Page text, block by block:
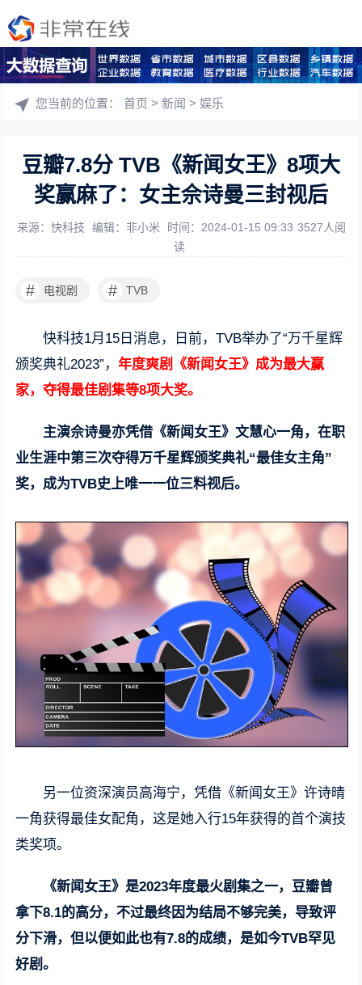
您当前的位置：首页 >新闻 >娱乐
豆瓣7.8分 TVB《新闻女王》8项大
奖赢麻了：女主佘诗曼三封视后
来源：快科技 编辑：非小米 时间：2024-01-15 09:33 3527人阅
读
# 电视剧 # TVB
快科技1月15日消息，日前，TVB举办了“万千星辉
颁奖典礼2023”，年度爽剧《新闻女王》成为最大赢
家，夺得最佳剧集等8项大奖。
主演佘诗曼亦凭借《新闻女王》文慧心一角，在职
业生涯中第三次夺得万千星辉颁奖典礼“最佳女主角”
奖，成为TVB史上唯一一位三料视后。
另一位资深演员高海宁，凭借《新闻女王》许诗晴
一角获得最佳女配角，这是她入行15年获得的首个演技
类奖项。
《新闻女王》是2023年度最火剧集之一，豆瓣曾
拿下8.1的高分，不过最终因为结局不够完美，导致评
分下滑，但以便如此也有7.8的成绩，是如今TVB罕见
好剧。